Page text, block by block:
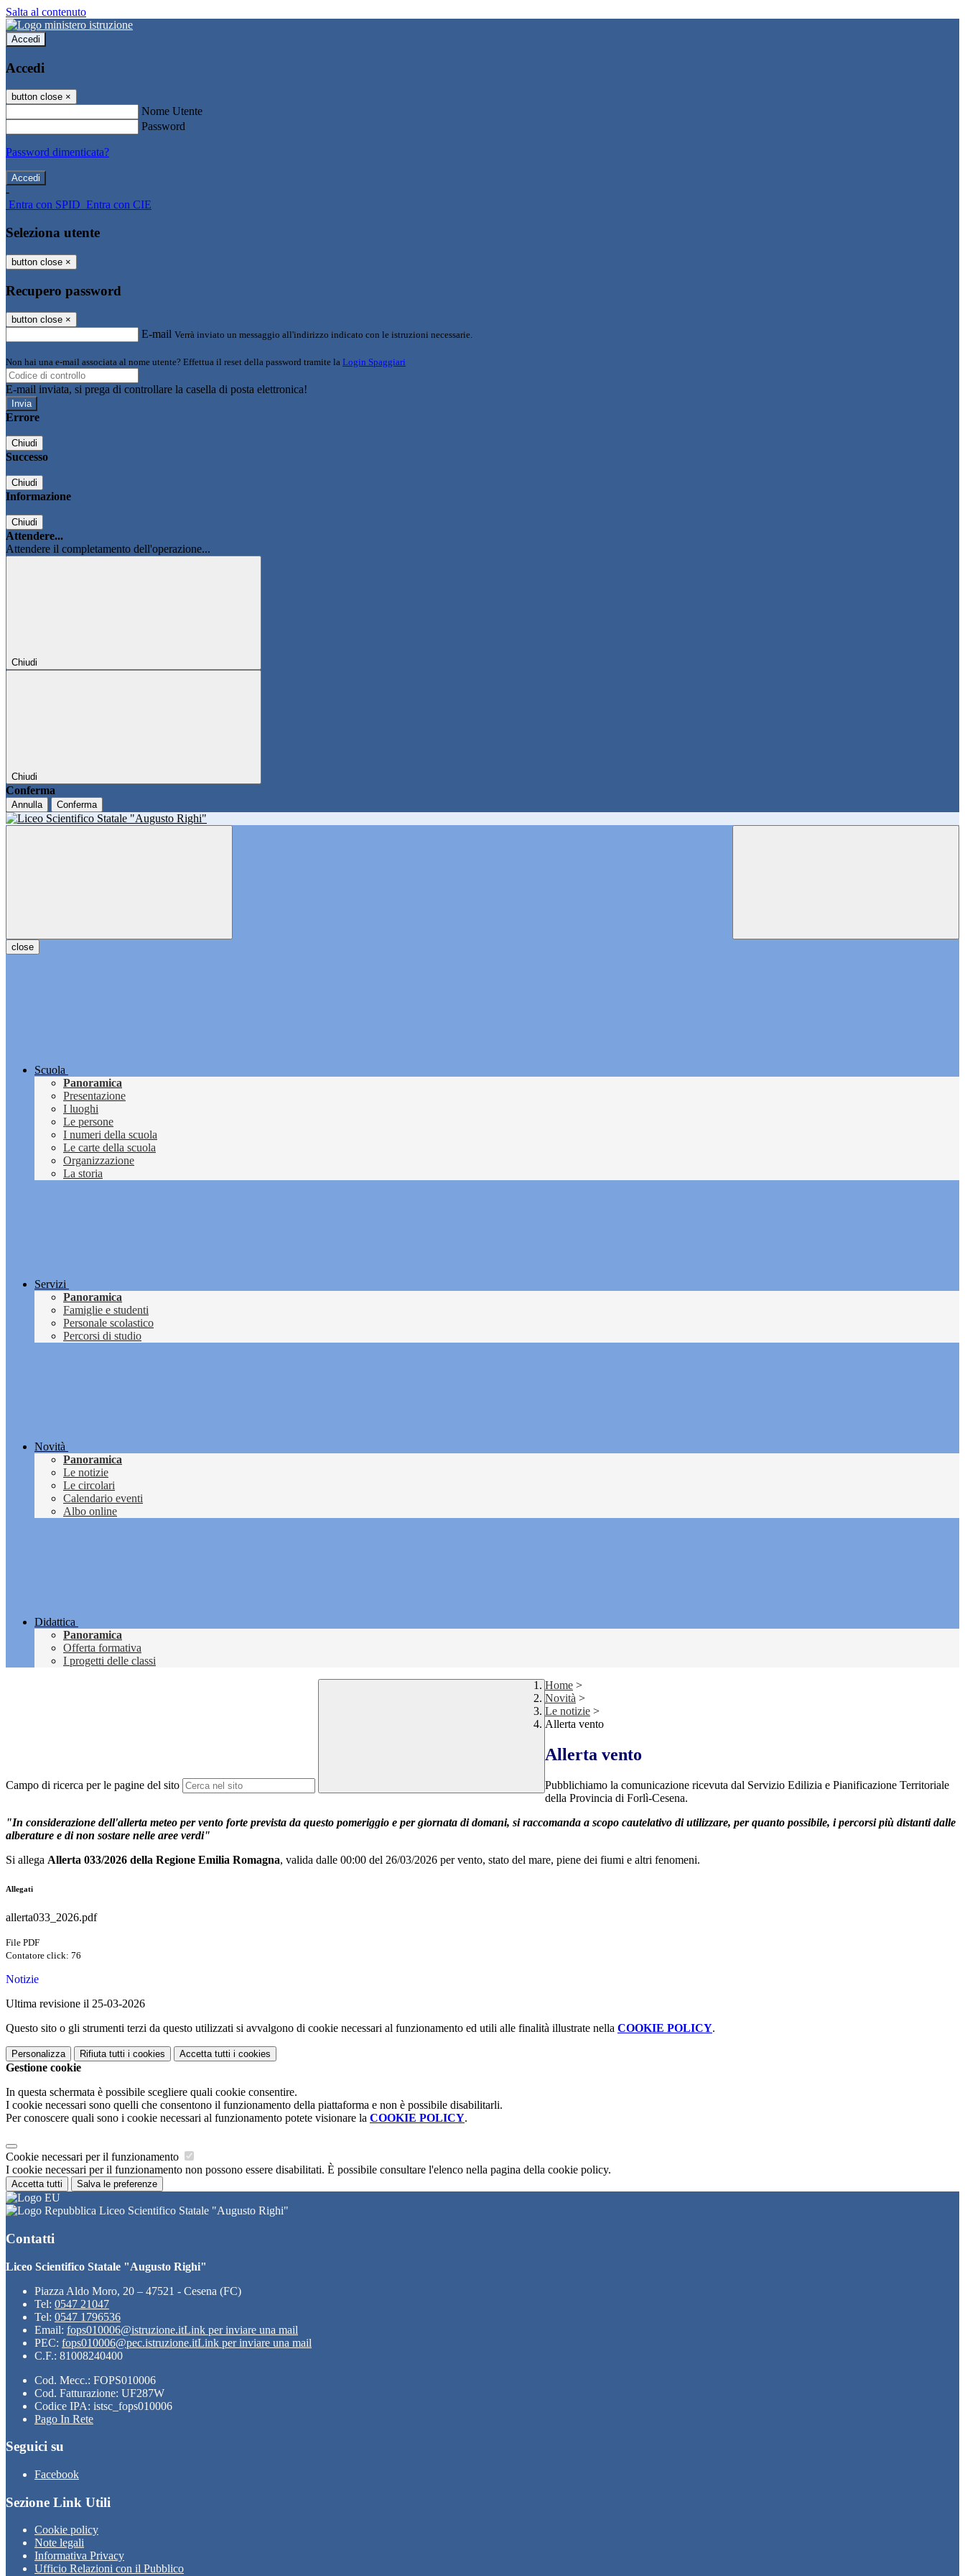
Salta al contenuto
Accedi
Accedi
button close ×
Nome Utente
Password
Password dimenticata?
-
Entra con SPID Entra con CIE
Seleziona utente
button close ×
Recupero password
button close ×
E-mail Verrà inviato un messaggio all'indirizzo indicato con le istruzioni necessarie.
Non hai una e-mail associata al nome utente? Effettua il reset della password tramite la Login Spaggiari
E-mail inviata, si prega di controllare la casella di posta elettronica!
Errore
Chiudi
Successo
Chiudi
Informazione
Chiudi
Attendere...
Attendere il completamento dell'operazione...
Chiudi
Chiudi
Conferma
Annulla Conferma
close
Scuola
Panoramica
Presentazione
I luoghi
Le persone
I numeri della scuola
Le carte della scuola
Organizzazione
La storia
Servizi
Panoramica
Famiglie e studenti
Personale scolastico
Percorsi di studio
Novità
Panoramica
Le notizie
Le circolari
Calendario eventi
Albo online
Didattica
Panoramica
Offerta formativa
I progetti delle classi
Campo di ricerca per le pagine del sito
Home >
Novità >
Le notizie >
Allerta vento
Allerta vento
Pubblichiamo la comunicazione ricevuta dal Servizio Edilizia e Pianificazione Territoriale
della Provincia di Forlì-Cesena.
"In considerazione dell'allerta meteo per vento forte prevista da questo pomeriggio e per giornata di domani, si raccomanda a scopo cautelativo di utilizzare, per quanto possibile, i percorsi più distanti dalle
alberature e di non sostare nelle aree verdi"
Si allega Allerta 033/2026 della Regione Emilia Romagna, valida dalle 00:00 del 26/03/2026 per vento, stato del mare, piene dei fiumi e altri fenomeni.
Allegati
allerta033_2026.pdf
File PDF
Contatore click: 76
Notizie
Ultima revisione il 25-03-2026
Questo sito o gli strumenti terzi da questo utilizzati si avvalgono di cookie necessari al funzionamento ed utili alle finalità illustrate nella COOKIE POLICY.
Personalizza Rifiuta tutti i cookies Accetta tutti i cookies
Gestione cookie
In questa schermata è possibile scegliere quali cookie consentire.
I cookie necessari sono quelli che consentono il funzionamento della piattaforma e non è possibile disabilitarli.
Per conoscere quali sono i cookie necessari al funzionamento potete visionare la COOKIE POLICY.
Cookie necessari per il funzionamento
I cookie necessari per il funzionamento non possono essere disabilitati. È possibile consultare l'elenco nella pagina della cookie policy.
Accetta tutti Salva le preferenze
Liceo Scientifico Statale "Augusto Righi"
Contatti
Liceo Scientifico Statale "Augusto Righi"
Piazza Aldo Moro, 20 – 47521 - Cesena (FC)
Tel: 0547 21047
Tel: 0547 1796536
Email: fops010006@istruzione.itLink per inviare una mail
PEC: fops010006@pec.istruzione.itLink per inviare una mail
C.F.: 81008240400
Cod. Mecc.: FOPS010006
Cod. Fatturazione: UF287W
Codice IPA: istsc_fops010006
Pago In Rete
Seguici su
Facebook
Sezione Link Utili
Cookie policy
Note legali
Informativa Privacy
Ufficio Relazioni con il Pubblico